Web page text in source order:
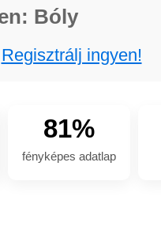
Bóly
Regisztrálj ingyen!
81%
fényképes adatlap